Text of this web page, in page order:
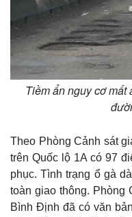
Tiềm ẩn nguy cơ
Theo Phòng Cảnh sát
trên Quốc lộ 1A có 97
phục. Tình trạng ổ gà
toàn giao thông. Phòng
Bình Định đã có văn